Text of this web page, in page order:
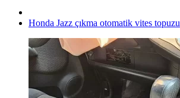
Honda Jazz çıkma otomatik vites topuzu